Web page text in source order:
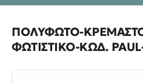
ΠΟΛΥΦΩΤΟ-
ΦΩΤΙΣΤΙΚΟ-ΚΩΔ.